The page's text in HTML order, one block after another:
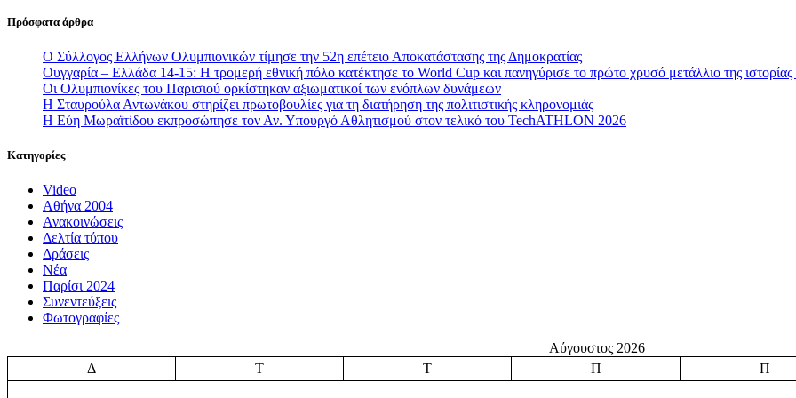
Πρόσφατα άρθρα
Ο Σύλλογος Ελλήνων Ολυμπιονικών τίμησε την 52η επέτειο Αποκατάστασης της Δημοκρατίας
Ουγγαρία – Ελλάδα 14-15: Η τρομερή εθνική πόλο κατέκτησε το World Cup και πανηγύρισε το πρώτο χρυσό μετάλλιο της ιστορίας
Οι Ολυμπιονίκες του Παρισιού ορκίστηκαν αξιωματικοί των ενόπλων δυνάμεων
Η Σταυρούλα Αντωνάκου στηρίζει πρωτοβουλίες για τη διατήρηση της πολιτιστικής κληρονομιάς
Η Εύη Μωραϊτίδου εκπροσώπησε τον Αν. Υπουργό Αθλητισμού στον τελικό του TechATHLON 2026
Κατηγορίες
Video
Αθήνα 2004
Ανακοινώσεις
Δελτία τύπου
Δράσεις
Νέα
Παρίσι 2024
Συνεντεύξεις
Φωτογραφίες
Αύγουστος 2026
Δ
Τ Τ Π Π